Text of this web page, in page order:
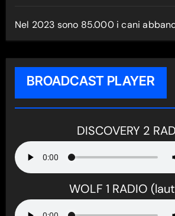
Nel 2023 sono 85.000 i cani
BROADCAST PLAYER
DISCOVERY 2
WOLF 1 RADIO